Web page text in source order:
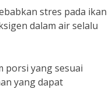
stres pada ikan
dalam air selalu
porsi yang sesuai
yang dapat